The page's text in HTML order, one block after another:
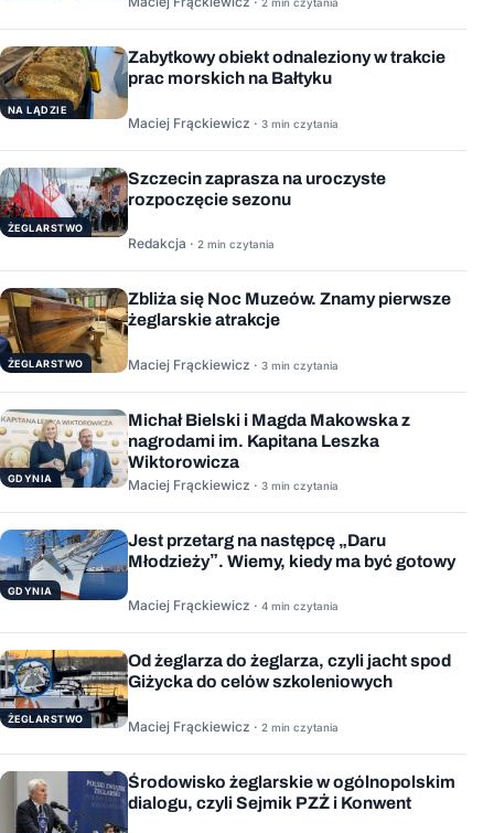
NA LĄDZIE
Zabytkowy obiekt odnaleziony w trakcie
prac morskich na Bałtyku
Maciej Frąckiewicz · 3 min czytania
ŻEGLARSTWO
Szczecin zaprasza na uroczyste
rozpoczęcie sezonu
Redakcja · 2 min czytania
ŻEGLARSTWO
Zbliża się Noc Muzeów. Znamy pierwsze
żeglarskie atrakcje
Maciej Frąckiewicz · 3 min czytania
GDYNIA
Michał Bielski i Magda Makowska z
nagrodami im. Kapitana Leszka
Wiktorowicza
Maciej Frąckiewicz · 3 min czytania
GDYNIA
Jest przetarg na następcę „Daru
Młodzieży”. Wiemy, kiedy ma być gotowy
Maciej Frąckiewicz · 4 min czytania
ŻEGLARSTWO
Od żeglarza do żeglarza, czyli jacht spod
Giżycka do celów szkoleniowych
Maciej Frąckiewicz · 2 min czytania
Środowisko żeglarskie w ogólnopolskim
dialogu, czyli Sejmik PZŻ i Konwent